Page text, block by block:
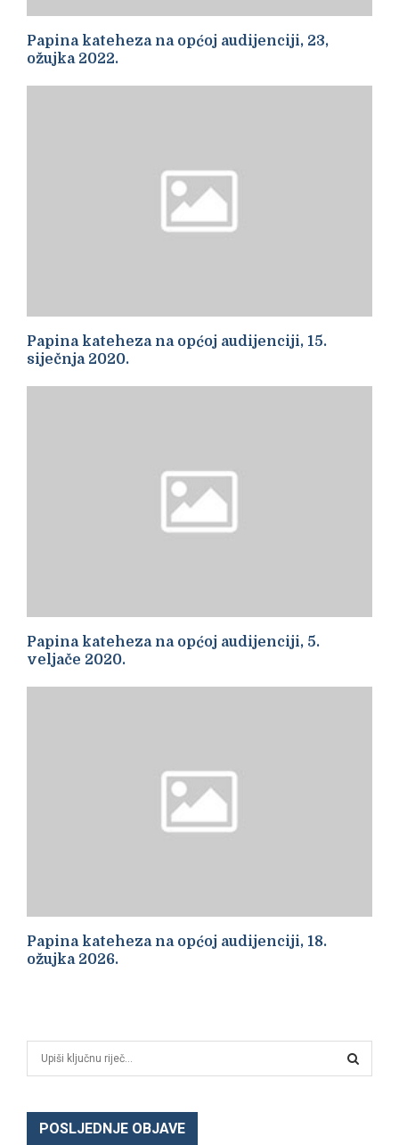
Papina kateheza na općoj audijenciji, 23,
ožujka 2022.
Papina kateheza na općoj audijenciji, 15.
siječnja 2020.
Papina kateheza na općoj audijenciji, 5.
veljače 2020.
Papina kateheza na općoj audijenciji, 18.
ožujka 2026.
POSLJEDNJE OBJAVE